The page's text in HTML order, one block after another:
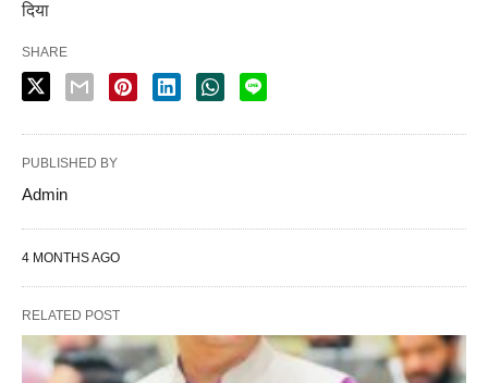
दिया
SHARE
PUBLISHED BY
Admin
4 MONTHS AGO
RELATED POST